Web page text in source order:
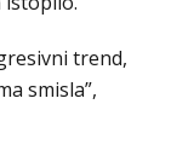
trend,
smisla”,